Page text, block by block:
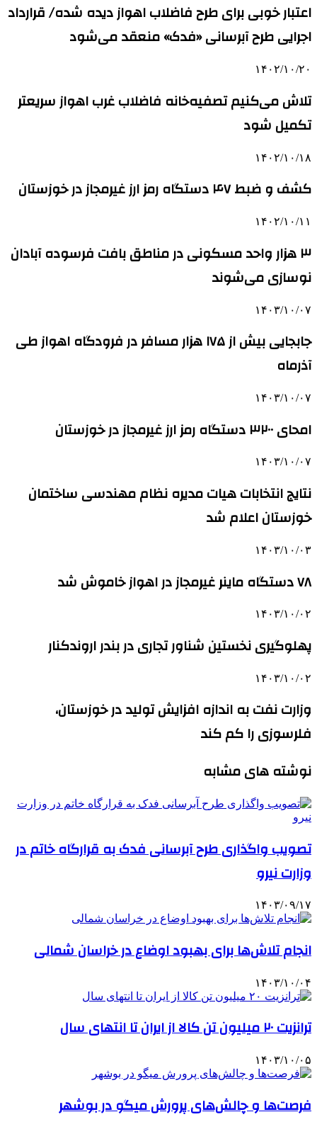
اعتبار خوبی برای طرح فاضلاب اهواز دیده شده/ قرارداد
اجرایی طرح آبرسانی «فدک» منعقد می‌شود
۱۴۰۲/۱۰/۲۰
تلاش می‌کنیم تصفیه‌خانه فاضلاب غرب اهواز سریعتر
تکمیل شود
۱۴۰۲/۱۰/۱۸
کشف و ضبط ۴۷ دستگاه رمز ارز غیرمجاز در خوزستان
۱۴۰۲/۱۰/۱۱
۳ هزار واحد مسکونی در مناطق بافت فرسوده آبادان
نوسازی می‌شوند
۱۴۰۳/۱۰/۰۷
جابجایی بیش از ۱۷۵ هزار مسافر در فرودگاه اهواز طی
آذرماه
۱۴۰۳/۱۰/۰۷
امحای ۳۲۰۰ دستگاه رمز ارز غیرمجاز در خوزستان
۱۴۰۳/۱۰/۰۷
نتایج انتخابات هیات مدیره نظام مهندسی ساختمان
خوزستان اعلام شد
۱۴۰۳/۱۰/۰۳
۷۸ دستگاه ماینر غیرمجاز در اهواز خاموش شد
۱۴۰۳/۱۰/۰۲
پهلوگیری نخستین شناور تجاری در بندر اروندکنار
۱۴۰۳/۱۰/۰۲
وزارت نفت به اندازه افزایش تولید در خوزستان،
فلرسوزی را کم کند
نوشته های مشابه
تصویب واگذاری طرح آبرسانی فدک به قرارگاه خاتم در
وزارت نیرو
۱۴۰۳/۰۹/۱۷
انجام تلاش‌ها برای بهبود اوضاع در خراسان شمالی
۱۴۰۳/۱۰/۰۴
ترانزیت ۲۰ میلیون تن کالا از ایران تا انتهای سال
۱۴۰۳/۱۰/۰۵
فرصت‌ها و چالش‌های پرورش میگو در بوشهر